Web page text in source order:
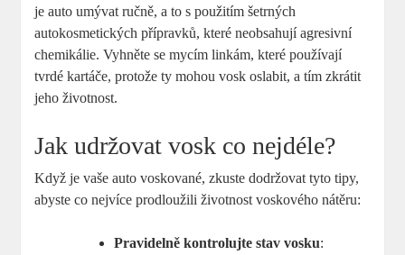
je auto umývat ručně, a​ to s použitím šetrných
autokosmetických přípravků, které neobsahují agresivní
⁣chemikálie. Vyhněte se mycím linkám, které používají
⁢tvrdé kartáče, protože ty mohou vosk​ oslabit, a tím zkrátit
jeho životnost.
Jak udržovat vosk co nejdéle?
Když ‍je vaše auto voskované, zkuste dodržovat tyto tipy,
abyste co nejvíce‍ prodloužili životnost voskového nátěru:
Pravidelně kontrolujte stav vosku: